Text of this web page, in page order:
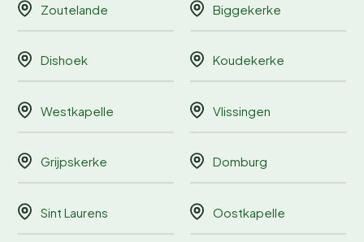
Zoutelande Biggekerke
Dishoek Koudekerke
Westkapelle Vlissingen
Grijpskerke Domburg
Sint Laurens Oostkapelle